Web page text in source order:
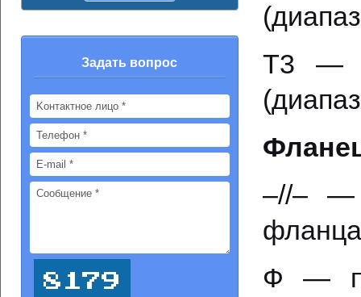
Задать вопрос
Т3 —
–//– —
фланца
Ф — по